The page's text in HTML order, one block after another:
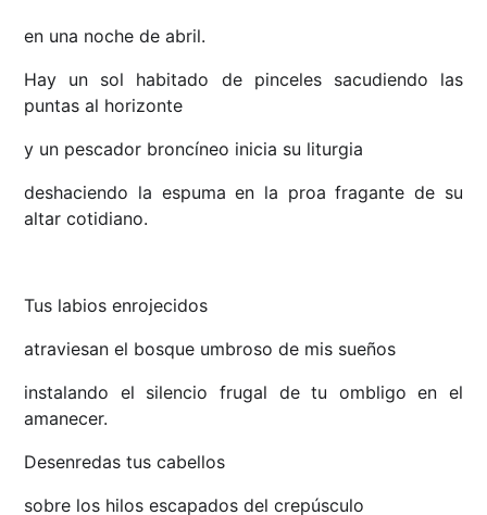
en una noche de abril.
Hay un sol habitado de pinceles sacudiendo las
puntas al horizonte
y un pescador broncíneo inicia su liturgia
deshaciendo la espuma en la proa fragante de su
altar cotidiano.
Tus labios enrojecidos
atraviesan el bosque umbroso de mis sueños
instalando el silencio frugal de tu ombligo en el
amanecer.
Desenredas tus cabellos
sobre los hilos escapados del crepúsculo